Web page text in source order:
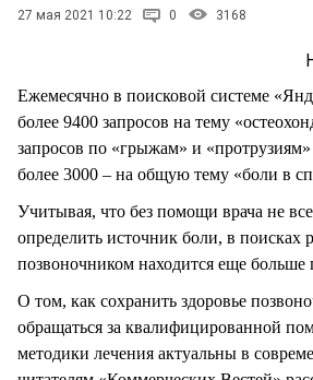
27 мая 2021 10:22 0 3168
Ежемесячно в поисковой системе
более 9400 запросов на тему
запросов по «грыжам» и
более 3000 – на общую тему «боли в
Учитывая, что без помощи врача не
определить источник боли, в поисках
позвоночником находится еще больше
О том, как сохранить здоровье
обращаться за квалифицированной
методики лечения актуальны в